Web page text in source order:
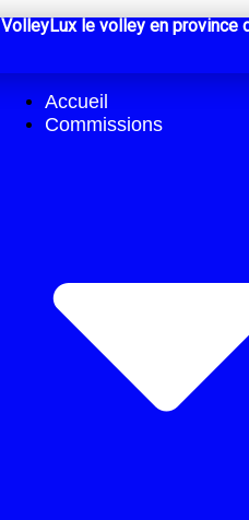
VolleyLux le volley en province
Accueil
Commissions